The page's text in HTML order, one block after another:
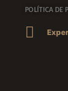
POLÍTICA DE